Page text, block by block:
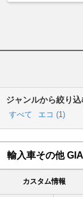
ジャンルから絞り込
すべて エコ (1 )
輸入車その他
カスタム情報